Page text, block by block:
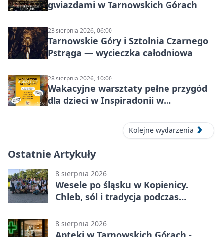
gwiazdami w Tarnowskich Górach
23 sierpnia 2026, 06:00
Tarnowskie Góry i Sztolnia Czarnego
Pstrąga — wycieczka całodniowa
28 sierpnia 2026, 10:00
Wakacyjne warsztaty pełne przygód
dla dzieci w Inspiradonii w
Kolejne wydarzenia
Ostatnie Artykuły
8 sierpnia 2026
Wesele po śląsku w Kopienicy.
Chleb, sól i tradycja podczas
8 sierpnia 2026
Apteki w Tarnowskich Górach -